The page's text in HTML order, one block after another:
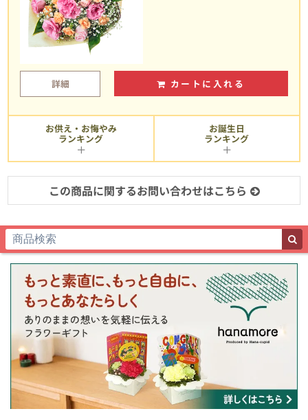
詳細 カートに入れる
お供え・お悔やみ
ランキング
お誕生日
ランキング
この商品に関するお問い合わせはこちら